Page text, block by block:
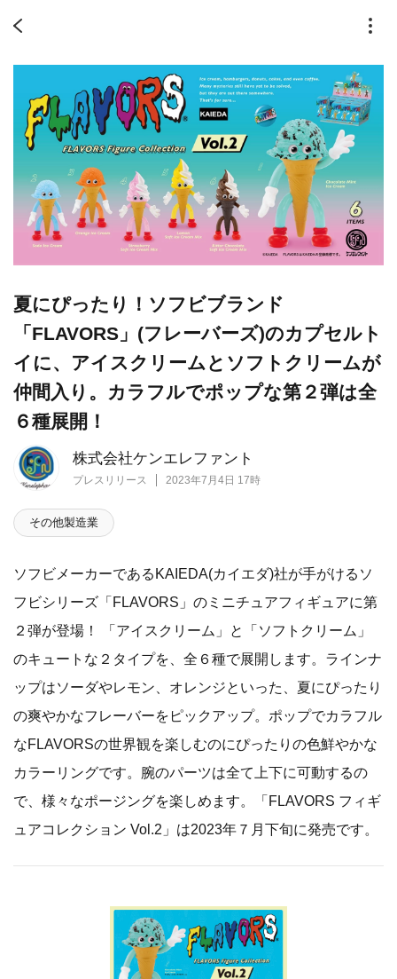
株式会社ケンエレファント
プレスリリース 2023年7月4日 17時
夏にぴったり！ソフビブランド
「FLAVORS」(フレーバーズ)のカプセルト
イに、アイスクリームとソフトクリームが
仲間入り。カラフルでポップな第２弾は全
６種展開！
その他製造業
ソフビメーカーであるKAIEDA(カイエダ)社が手がけるソ
フビシリーズ「FLAVORS」のミニチュアフィギュアに第
２弾が登場！ 「アイスクリーム」と「ソフトクリーム」
のキュートな２タイプを、全６種で展開します。ラインナ
ップはソーダやレモン、オレンジといった、夏にぴったり
の爽やかなフレーバーをピックアップ。ポップでカラフル
なFLAVORSの世界観を楽しむのにぴったりの色鮮やかな
カラーリングです。腕のパーツは全て上下に可動するの
で、様々なポージングを楽しめます。「FLAVORS フィギ
ュアコレクション Vol.2」は2023年７月下旬に発売です。